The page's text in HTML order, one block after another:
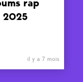
rap
2025
il y a 7 mois